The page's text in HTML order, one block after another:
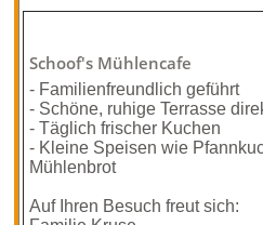
Schoof's Mühlencafe
- Familienfreundlich geführt
- Schöne, ruhige Terrasse
- Täglich frischer Kuchen
- Kleine Speisen wie
Mühlenbrot
Auf Ihren Besuch freut sich: